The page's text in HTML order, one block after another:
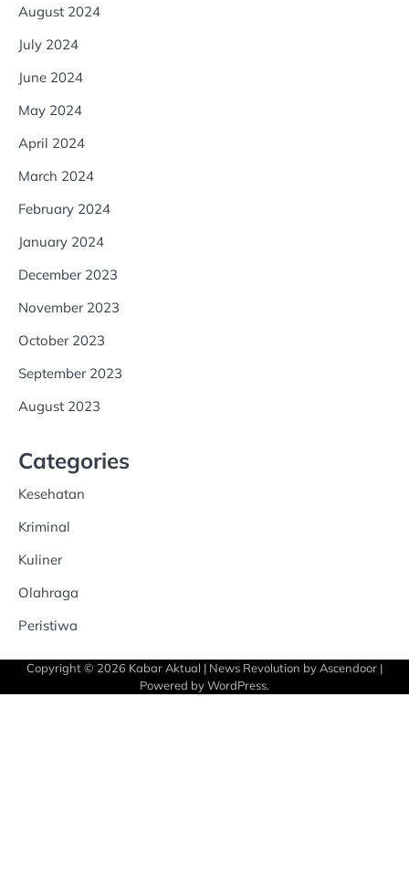
August 2024
July 2024
June 2024
May 2024
April 2024
March 2024
February 2024
January 2024
December 2023
November 2023
October 2023
September 2023
August 2023
Categories
Kesehatan
Kriminal
Kuliner
Olahraga
Peristiwa
Copyright © 2026 Kabar Aktual | News Revolution by Ascendoor |
Powered byWordPress.